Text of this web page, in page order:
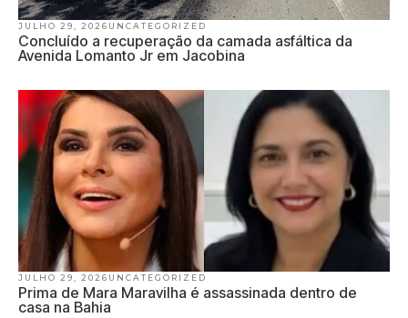
JULHO 29, 2026 UNCATEGORIZED
Concluído a recuperação da camada asfáltica da
Avenida Lomanto Jr em Jacobina
JULHO 29, 2026 UNCATEGORIZED
Prima de Mara Maravilha é assassinada dentro de
casa na Bahia